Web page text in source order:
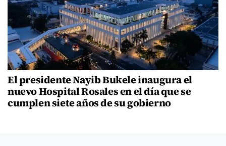
El presidente Nayib Bukele inaugura el
nuevo Hospital Rosales en el día que se
cumplen siete años de su gobierno